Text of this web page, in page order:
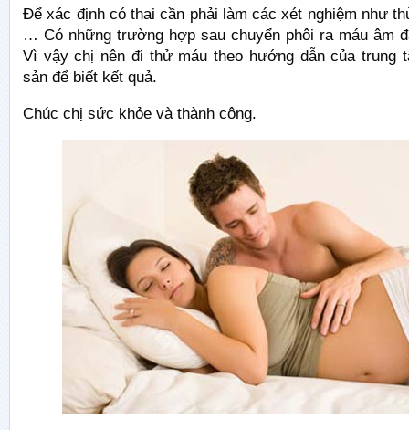
Để xác định có thai cần phải làm các xét nghiệm như
… Có những trường hợp sau chuyển phôi ra máu âm
Vì vậy chị nên đi thử máu theo hướng dẫn của trung
sản để biết kết quả.
Chúc chị sức khỏe và thành công.